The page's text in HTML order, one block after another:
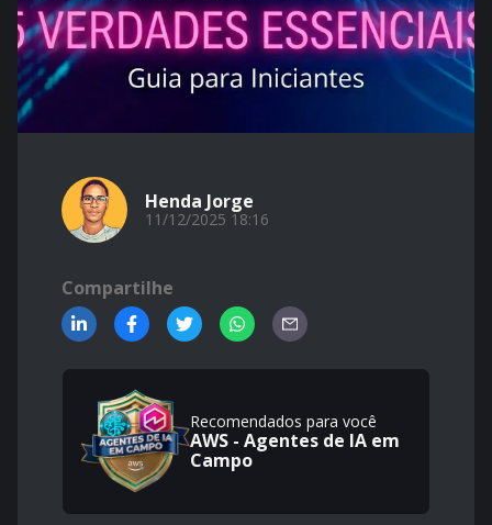
Henda Jorge
11/12/2025 18:16
Compartilhe
Recomendados para você
AWS - Agentes de IA em
Campo